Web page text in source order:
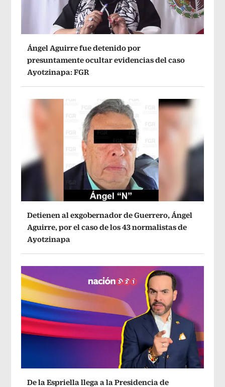
Ángel Aguirre fue detenido por
presuntamente ocultar evidencias del caso
Ayotzinapa: FGR
Detienen al exgobernador de Guerrero, Ángel
Aguirre, por el caso de los 43 normalistas de
Ayotzinapa
De la Espriella llega a la Presidencia de